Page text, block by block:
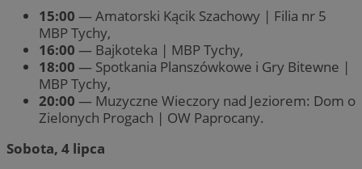
15:00 — Amatorski Kącik Szachowy | Filia nr 5
MBP Tychy,
16:00 — Bajkoteka | MBP Tychy,
18:00 — Spotkania Planszówkowe i Gry Bitewne |
MBP Tychy,
20:00 — Muzyczne Wieczory nad Jeziorem: Dom o
Zielonych Progach | OW Paprocany.
Sobota, 4 lipca